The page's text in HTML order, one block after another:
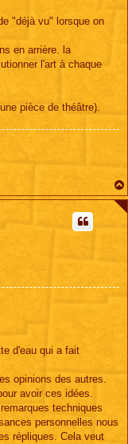
"déjà vu" lorsque on
en arrière. la
l'art à chaque
pièce de théâtre).
d'eau qui a fait
opinions des autres.
avoir ces idées.
techniques
personnelles nous
répliques. Cela veut